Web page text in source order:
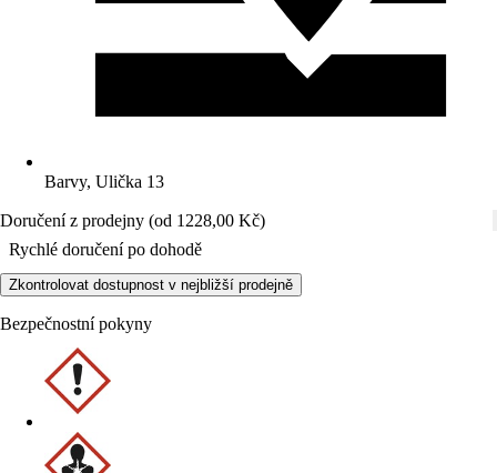
Barvy, Ulička 13
Doručení z prodejny (od 1228,00 Kč)
Rychlé doručení po dohodě
Zkontrolovat dostupnost v nejbližší prodejně
Bezpečnostní pokyny